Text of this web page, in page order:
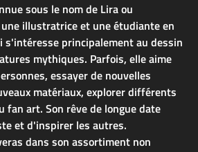
sous le nom de Lira ou
illustratrice et une étudiante en
s'intéresse principalement au dessin
mythiques. Parfois, elle aime
essayer de nouvelles
matériaux, explorer différents
fan art. Son rêve de longue date
et d'inspirer les autres.
dans son assortiment non